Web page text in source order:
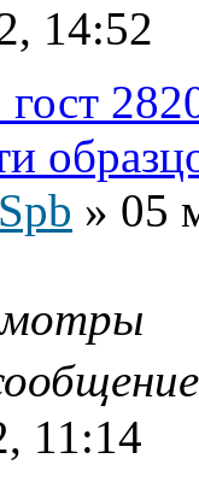
14:52
» 05
11:14